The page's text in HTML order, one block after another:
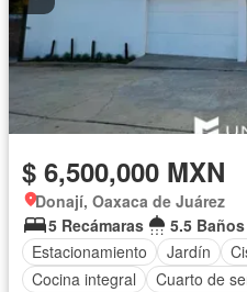
$ 6,500,000 MXN
Donají, Oaxaca de Juárez
5 Recámaras
5.5 Baños
Estacionamiento
Jardín
Cocina integral
Cuarto de